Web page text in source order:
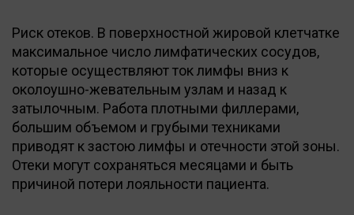
Риск отеков. В поверхностной жировой клетчатке
максимальное число лимфатических сосудов,
которые осуществляют ток лимфы вниз к
околоушно-жевательным узлам и назад к
затылочным. Работа плотными филлерами,
большим объемом и грубыми техниками
приводят к застою лимфы и отечности этой зоны.
Отеки могут сохраняться месяцами и быть
причиной потери лояльности пациента.